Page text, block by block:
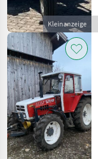
Kleinanzeige